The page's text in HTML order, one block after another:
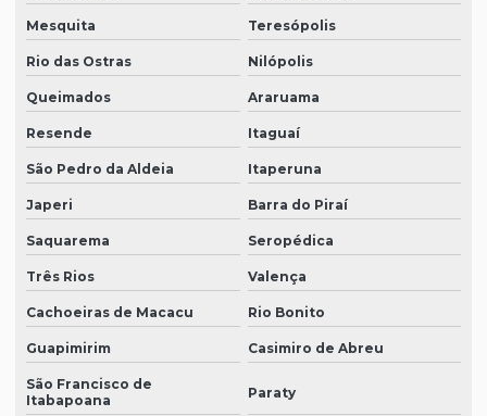
Mesquita Teresópolis
Rio das Ostras Nilópolis
Queimados Araruama
Resende Itaguaí
São Pedro da Aldeia Itaperuna
Japeri Barra do Piraí
Saquarema Seropédica
Três Rios Valença
Cachoeiras de Macacu Rio Bonito
Guapimirim Casimiro de Abreu
São Francisco de
Itabapoana
Paraty